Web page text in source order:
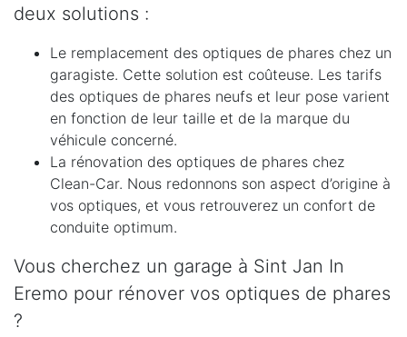
deux solutions :
Le remplacement des optiques de phares chez un
garagiste. Cette solution est coûteuse. Les tarifs
des optiques de phares neufs et leur pose varient
en fonction de leur taille et de la marque du
véhicule concerné.
La rénovation des optiques de phares chez
Clean-Car. Nous redonnons son aspect d’origine à
vos optiques, et vous retrouverez un confort de
conduite optimum.
Vous cherchez un garage à Sint Jan In
Eremo pour rénover vos optiques de phares
?